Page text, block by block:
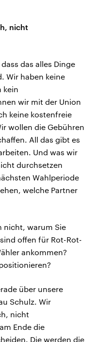
nicht
das alles Dinge
Wir haben keine
kein
wir mit der Union
keine kostenfreie
wollen die Gebühren
All das gibt es
Und was wir
durchsetzen
Wahlperiode
welche Partner
nicht, warum Sie
offen für Rot-Rot-
ankommen?
über unsere
Schulz. Wir
nicht
Ende die
Die werden die